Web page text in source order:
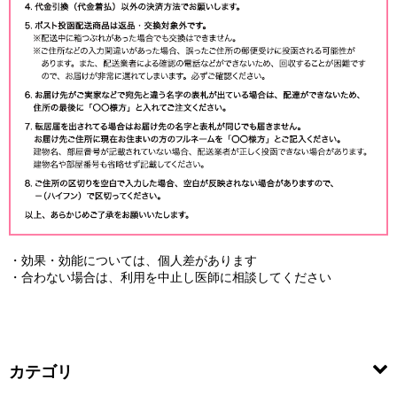
・効果・効能については、個人差があります
・合わない場合は、利用を中止し医師に相談してください
カテゴリ